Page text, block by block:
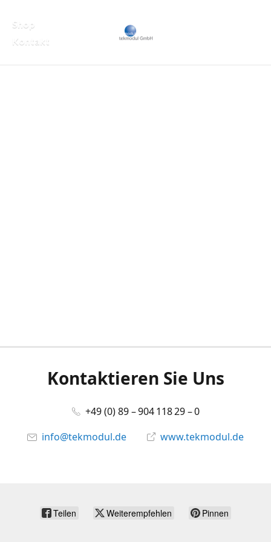
Shop
Kontakt
Kontaktieren Sie Uns
+49 (0) 89 – 904 118 29 – 0
info@tekmodul.de
www.tekmodul.de
Teilen Weiterempfehlen Pinnen